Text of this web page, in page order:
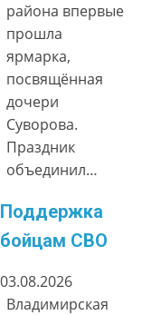
района впервые
прошла
ярмарка,
посвящённая
дочери
Суворова.
Праздник
объединил…
Поддержка
бойцам СВО
03.08.2026
Владимирская